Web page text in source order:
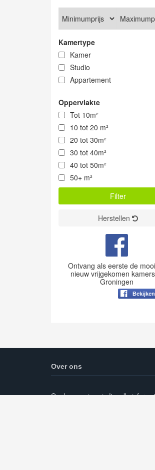
Kamertype
Kamer
Studio
Appartement
Oppervlakte
Tot 10m²
10 tot 20 m²
20 tot 30m²
30 tot 40m²
40 tot 50m²
50+ m²
Herstellen
Ontvang als eerste de
nieuw vrijgekomen
Groningen
Bekijken
Over ons
Op deze pagina vindt u alle